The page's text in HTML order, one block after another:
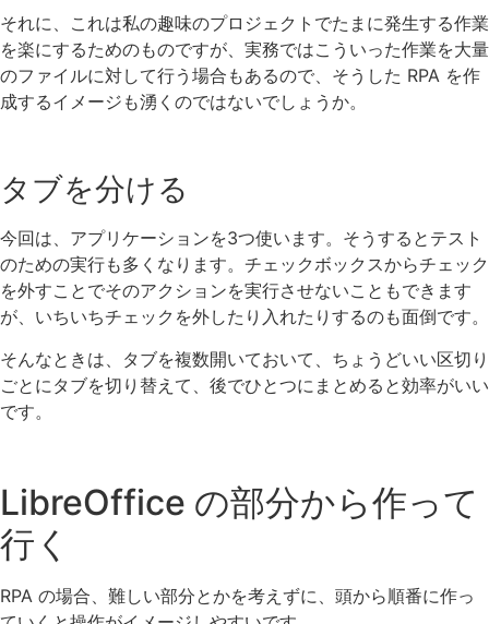
それに、これは私の趣味のプロジェクトでたまに発生する作業
を楽にするためのものですが、実務ではこういった作業を大量
のファイルに対して行う場合もあるので、そうした RPA を作
成するイメージも湧くのではないでしょうか。
タブを分ける
今回は、アプリケーションを3つ使います。そうするとテスト
のための実行も多くなります。チェックボックスからチェック
を外すことでそのアクションを実行させないこともできます
が、いちいちチェックを外したり入れたりするのも面倒です。
そんなときは、タブを複数開いておいて、ちょうどいい区切り
ごとにタブを切り替えて、後でひとつにまとめると効率がいい
です。
LibreOffice の部分から作って
行く
RPA の場合、難しい部分とかを考えずに、頭から順番に作っ